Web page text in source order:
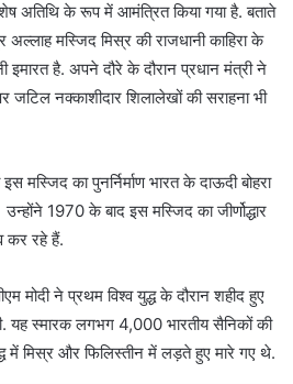
अतिथि के रूप में आमंत्रित किया गया है. बताते
मस्जिद मिस्र की राजधानी काहिरा के
है. अपने दौरे के दौरान प्रधान मंत्री ने
जटिल नक्काशीदार शिलालेखों की सराहना भी
मस्जिद का पुनर्निर्माण भारत के दाऊदी बोहरा
1970 के बाद इस मस्जिद का जीर्णोद्धार
कर रहे हैं.
मोदी ने प्रथम विश्व युद्ध के दौरान शहीद हुए
यह स्मारक लगभग 4,000 भारतीय सैनिकों की
में मिस्र और फिलिस्तीन में लड़ते हुए मारे गए थे.